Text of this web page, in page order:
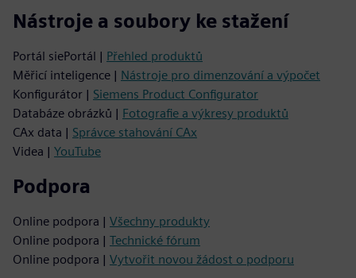
Nástroje a soubory ke stažení
Portál siePortál | Přehled produktů
Měřicí inteligence | Nástroje pro dimenzování a výpočet
Konfigurátor | Siemens Product Configurator
Databáze obrázků | Fotografie a výkresy produktů
CAx data | Správce stahování CAx
Videa | YouTube
Podpora
Online podpora | Všechny produkty
Online podpora | Technické fórum
Online podpora | Vytvořit novou žádost o podporu